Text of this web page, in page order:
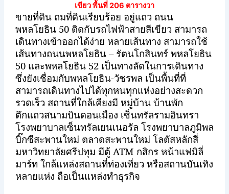
เขียว พื้นที่ 206 ตารางวา
ขายที่ดิน ถมที่ดินเรียบร้อย อยู่แถว ถนน
พหลโยธิน 50 ติดกับรถไฟฟ้าสายสีเขียว สามารถ
เดินทางเข้าออกได้ง่าย หลายเส้นทาง สามารถใช้
เส้นทางถนนพหลโยธิน – รัตนโกสินทร์ พหลโยธิน
50 และพหลโยธิน 52 เป็นทางลัดในการเดินทาง
ซึ่งยังเชื่อมกับพหลโยธิน-วัชรพล เป็นพื้นที่ที่
สามารถเดินทางไปได้ทุกหนทุกแห่งอย่างสะดวก
รวดเร็ว สถานที่ใกล้เคียงมี หมู่บ้าน บ้านพัก
ตึกแถวสนามบินดอนเมือง เซ็นทรัลรามอินทรา
โรงพยาบาลเซ็นทรัลเยนเนอรัล โรงพยาบาลภูมิพล
บิ๊กซีสะพานใหม่ ตลาดสะพานใหม่ โลตัสหลักสี่
มหาวิทยาลัยศรีปทุม มีตู้ATM กสิกร หน้าแฟมิลี่
มาร์ท ใกล้แหล่งสถานที่ท่องเที่ยว หรือสถานบันเทิง
หลายแห่ง ถือเป็นแหล่งทำธุรกิจ